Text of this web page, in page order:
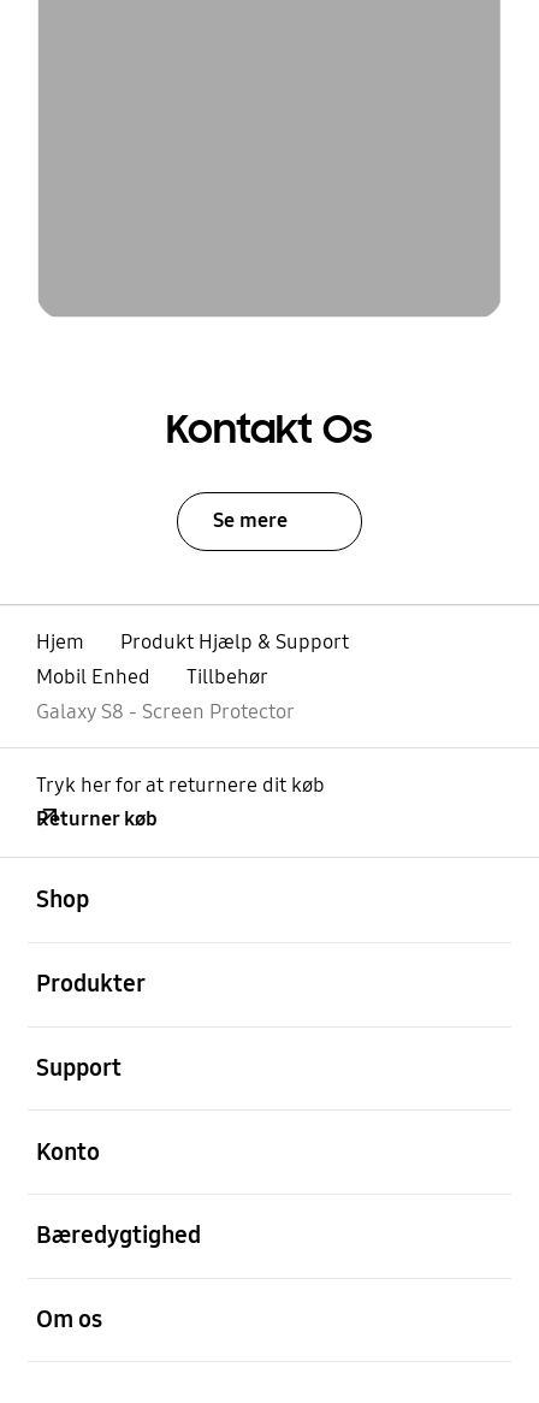
Kontakt Os
Se mere
Hjem
Produkt Hjælp & Support
Mobil Enhed
Tillbehør
Galaxy S8 - Screen Protector
Tryk her for at returnere dit køb
Returner køb
Shop
Produkter
Support
Konto
Bæredygtighed
Om os